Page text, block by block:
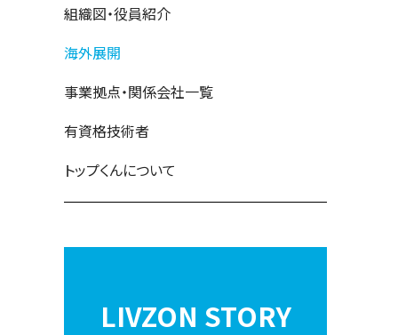
組織図・役員紹介
海外展開
事業拠点・関係会社一覧
有資格技術者
トップくんについて
LIVZON STORY